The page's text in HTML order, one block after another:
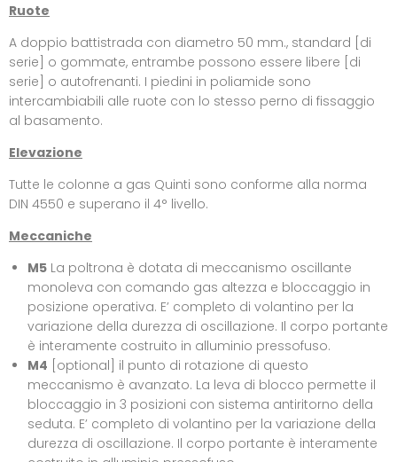
Ruote
A doppio battistrada con diametro 50 mm., standard [di
serie] o gommate, entrambe possono essere libere [di
serie] o autofrenanti. I piedini in poliamide sono
intercambiabili alle ruote con lo stesso perno di fissaggio
al basamento.
Elevazione
Tutte le colonne a gas Quinti sono conforme alla norma
DIN 4550 e superano il 4° livello.
Meccaniche
M5 La poltrona è dotata di meccanismo oscillante
monoleva con comando gas altezza e bloccaggio in
posizione operativa. E’ completo di volantino per la
variazione della durezza di oscillazione. Il corpo portante
è interamente costruito in alluminio pressofuso.
M4 [optional] il punto di rotazione di questo
meccanismo è avanzato. La leva di blocco permette il
bloccaggio in 3 posizioni con sistema antiritorno della
seduta. E’ completo di volantino per la variazione della
durezza di oscillazione. Il corpo portante è interamente